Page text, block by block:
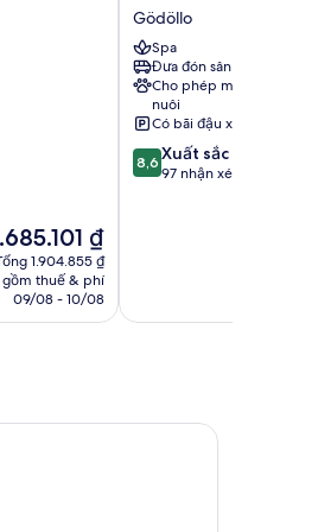
₫
₫
1.904.855 ₫
gồm thuế & phí
09/08 - 10/08
Kiralyne
Hotel
Gödöllo
Gödöllo
Spa
Đưa đón sân bay
Cho phép mang vật
nuôi
Có bãi đậu xe
8.6
trên
8,6 Xuất sắc
97 nhận xét